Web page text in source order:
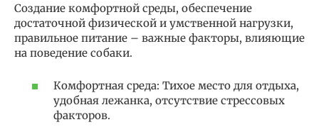
Создание комфортной среды, обеспечение
достаточной физической и умственной нагрузки,
правильное питание – важные факторы, влияющие
на поведение собаки.
Комфортная среда: Тихое место для отдыха,
удобная лежанка, отсутствие стрессовых
факторов.